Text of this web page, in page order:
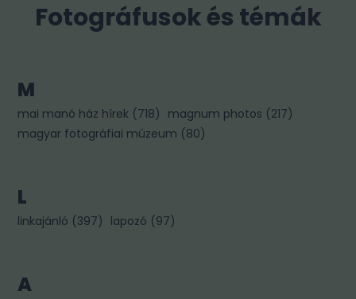
Fotográfusok és témák
M
mai manó ház hírek (718) magnum photos (217)
magyar fotográfiai múzeum (80)
L
linkajánló (397) lapozó (97)
A